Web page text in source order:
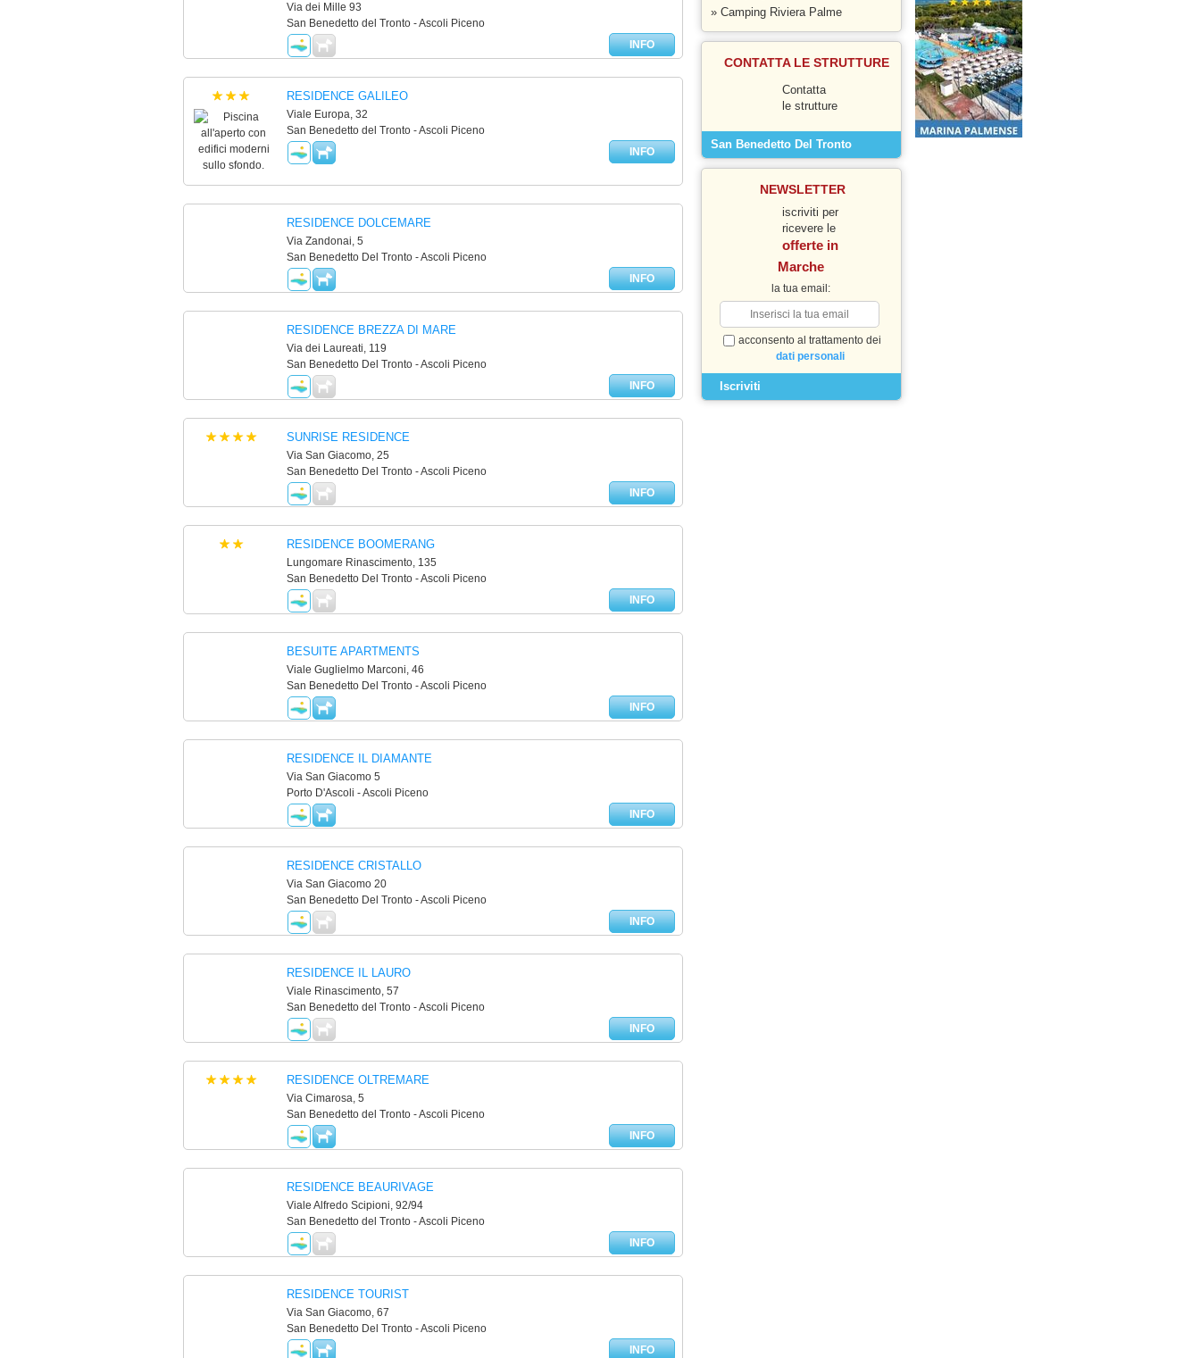
Via dei Mille 93
San Benedetto del Tronto - Ascoli Piceno
INFO
RESIDENCE GALILEO
Viale Europa, 32
San Benedetto del Tronto - Ascoli Piceno
INFO
RESIDENCE DOLCEMARE
Via Zandonai, 5
San Benedetto Del Tronto - Ascoli Piceno
INFO
RESIDENCE BREZZA DI MARE
Via dei Laureati, 119
San Benedetto Del Tronto - Ascoli Piceno
INFO
SUNRISE RESIDENCE
Via San Giacomo, 25
San Benedetto Del Tronto - Ascoli Piceno
INFO
RESIDENCE BOOMERANG
Lungomare Rinascimento, 135
San Benedetto Del Tronto - Ascoli Piceno
INFO
BESUITE APARTMENTS
Viale Guglielmo Marconi, 46
San Benedetto Del Tronto - Ascoli Piceno
INFO
RESIDENCE IL DIAMANTE
Via San Giacomo 5
Porto D'Ascoli - Ascoli Piceno
INFO
RESIDENCE CRISTALLO
Via San Giacomo 20
San Benedetto Del Tronto - Ascoli Piceno
INFO
RESIDENCE IL LAURO
Viale Rinascimento, 57
San Benedetto del Tronto - Ascoli Piceno
INFO
RESIDENCE OLTREMARE
Via Cimarosa, 5
San Benedetto del Tronto - Ascoli Piceno
INFO
RESIDENCE BEAURIVAGE
Viale Alfredo Scipioni, 92/94
San Benedetto del Tronto - Ascoli Piceno
INFO
RESIDENCE TOURIST
Via San Giacomo, 67
San Benedetto Del Tronto - Ascoli Piceno
INFO
» Camping Riviera Palme
CONTATTA LE STRUTTURE
Contatta
le strutture
San Benedetto Del Tronto
NEWSLETTER
iscriviti per
ricevere le
offerte in
Marche
la tua email:
acconsento al trattamento dei
dati personali